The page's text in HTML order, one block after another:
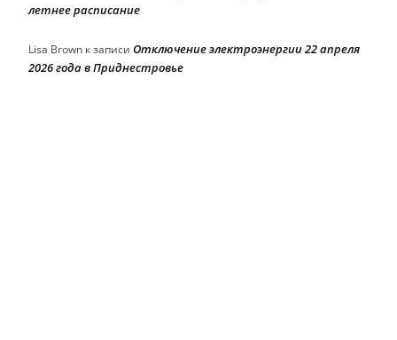
летнее расписание
Lisa Brown к записи Отключение электроэнергии 22 апреля
2026 года в Приднестровье